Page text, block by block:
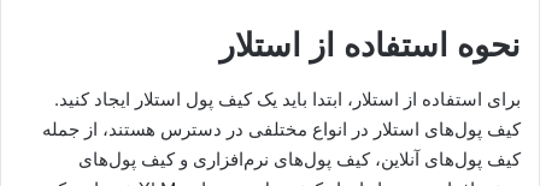
نحوه استفاده از استلار
برای استفاده از استلار، ابتدا باید یک کیف پول استلار ایجاد کنید.
کیف پول‌های استلار در انواع مختلفی در دسترس هستند، از جمله
کیف پول‌های آنلاین، کیف پول‌های نرم‌افزاری و کیف پول‌های